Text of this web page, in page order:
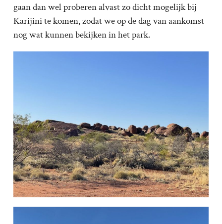
gaan dan wel proberen alvast zo dicht mogelijk bij
Karijini te komen, zodat we op de dag van aankomst
nog wat kunnen bekijken in het park.